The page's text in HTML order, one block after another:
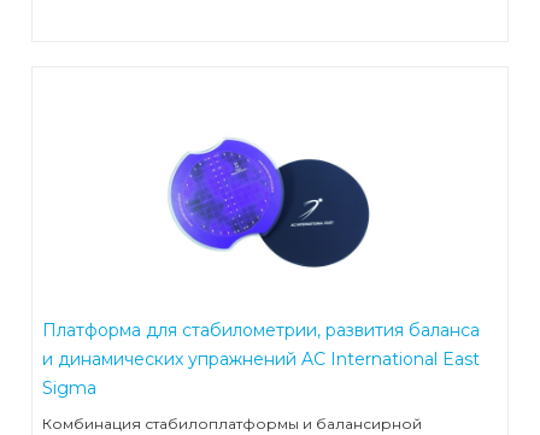
Платформа для стабилометрии, развития баланса
и динамических упражнений AC International East
Sigma
Комбинация стабилоплатформы и балансирной